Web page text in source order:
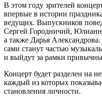
В этом году зрителей
впервые в истории
ведущих. Выпускников
Сергей Городничий,
а также Дарья
сами станут частью
и выйдут за рамки
Концерт будет разделен на
каждый из которых
становления личности.